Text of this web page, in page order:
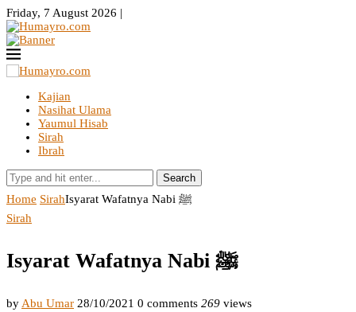
Friday, 7 August 2026 |
Kajian
Nasihat Ulama
Yaumul Hisab
Sirah
Ibrah
Search
Home Sirah
Isyarat Wafatnya Nabi ﷺ
Sirah
Isyarat Wafatnya Nabi ﷺ
by Abu Umar 28/10/2021 0 comments 269 views